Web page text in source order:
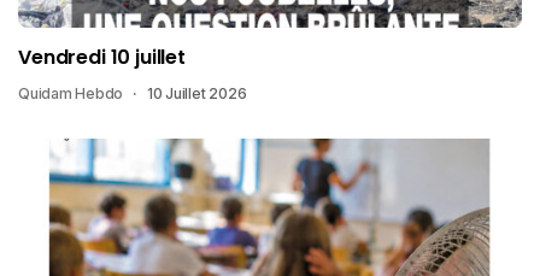
Vendredi 10 juillet
Quidam Hebdo 10 Juillet 2026